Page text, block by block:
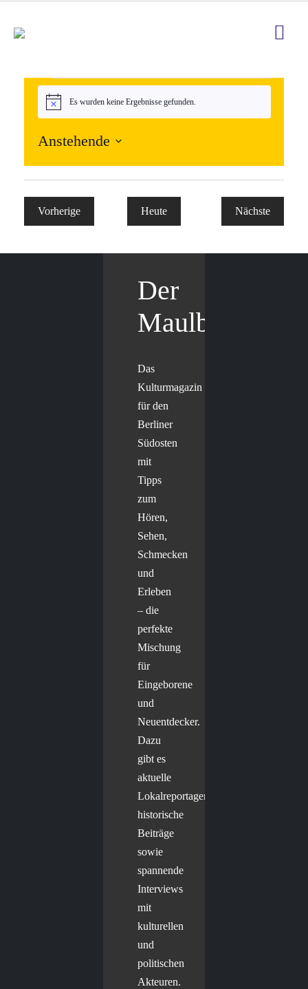
Veranstaltungen
HinweisEs wurden keine Ergebnisse gefunden.
Anstehende
auswählen.
VorherigeVeranstaltungenHeute
Nächste
Der
Maulbär
Das
Kulturmagazin
für den
Berliner
Südosten
mit
Tipps
zum
Hören,
Sehen,
Schmecken
und
Erleben
– die
perfekte
Mischung
für
Eingeborene
und
Neuentdecker.
Dazu
gibt es
aktuelle
Lokalreportagen,
historische
Beiträge
sowie
spannende
Interviews
mit
kulturellen
und
politischen
Akteuren.